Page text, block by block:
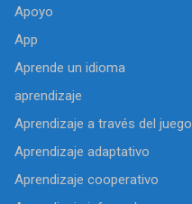
Apoyo
App
Aprende un idioma
aprendizaje
Aprendizaje a través del juego
Aprendizaje adaptativo
Aprendizaje cooperativo